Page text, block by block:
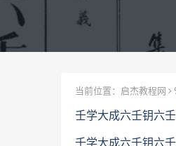
当前位置： 启杰教程网
壬学大成六壬钥六
壬学大成六壬钥六